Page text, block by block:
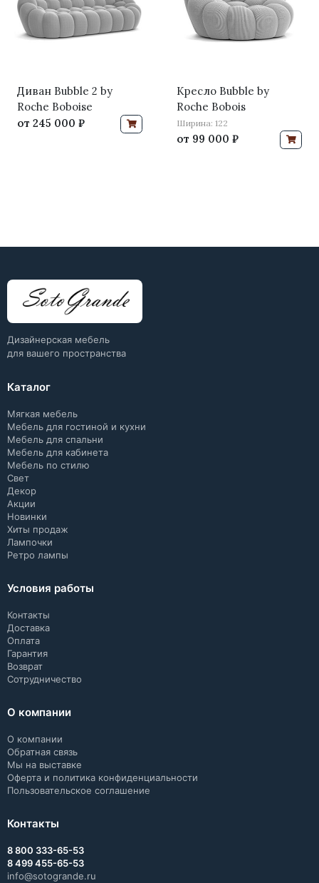
Диван Bubble 2 by
Roche Boboise
от 245 000 ₽
Кресло Bubble by
Roche Bobois
Ширина: 122
от 99 000 ₽
Дизайнерская мебель
для вашего пространства
Каталог
Мягкая мебель
Мебель для гостиной и кухни
Мебель для спальни
Мебель для кабинета
Мебель по стилю
Свет
Декор
Акции
Новинки
Хиты продаж
Лампочки
Ретро лампы
Условия работы
Контакты
Доставка
Оплата
Гарантия
Возврат
Сотрудничество
О компании
О компании
Обратная связь
Мы на выставке
Оферта и политика конфиденциальности
Пользовательское соглашение
Контакты
8 800 333-65-53
8 499 455-65-53
info@sotogrande.ru